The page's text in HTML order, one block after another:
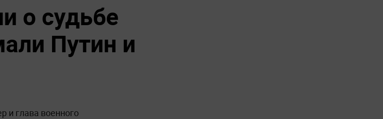
о судьбе
Путин и
и глава военного